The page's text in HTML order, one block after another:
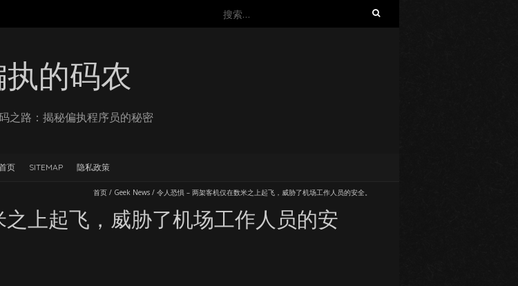
搜
的码农
之路：揭秘偏执程序员的秘密
页 SITEMAP 隐私政策
首页 / Geek News / 令人恐惧 – 两架客机仅在数米之上起飞，威胁了机场工作人员的安全。
上起飞，威胁了机场工作人员的安